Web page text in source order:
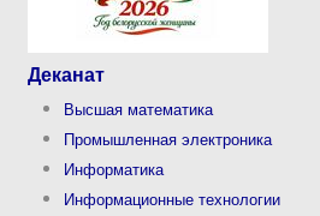
Деканат
Высшая математика
Промышленная электроника
Информатика
Информационные технологии